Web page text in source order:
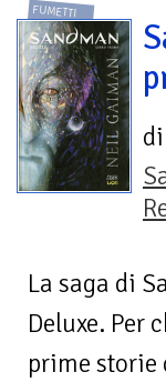
FUMETTI
di
La saga di
Deluxe. Per
prime storie